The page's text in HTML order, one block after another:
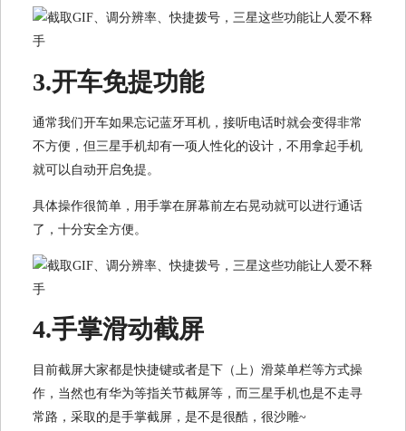
3.开车免提功能
通常我们开车如果忘记蓝牙耳机，接听电话时就会变得非常
不方便，但三星手机却有一项人性化的设计，不用拿起手机
就可以自动开启免提。
具体操作很简单，用手掌在屏幕前左右晃动就可以进行通话
了，十分安全方便。
4.手掌滑动截屏
目前截屏大家都是快捷键或者是下（上）滑菜单栏等方式操
作，当然也有华为等指关节截屏等，而三星手机也是不走寻
常路，采取的是手掌截屏，是不是很酷，很沙雕~